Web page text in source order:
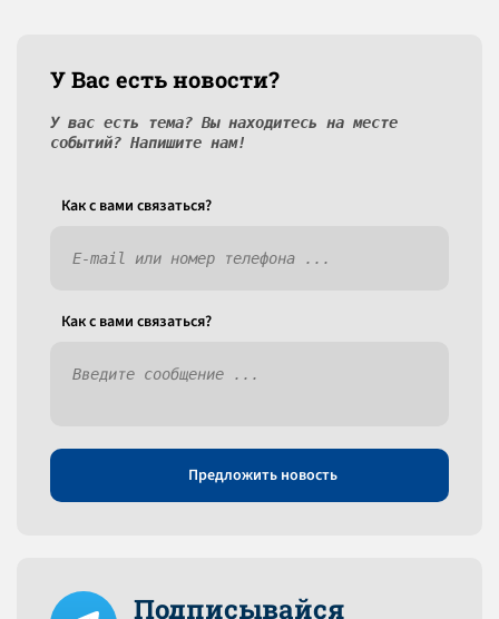
У Вас есть новости?
У вас есть тема? Вы находитесь на месте
событий? Напишите нам!
Как c вами связаться?
Как c вами связаться?
Предложить новость
Подписывайся